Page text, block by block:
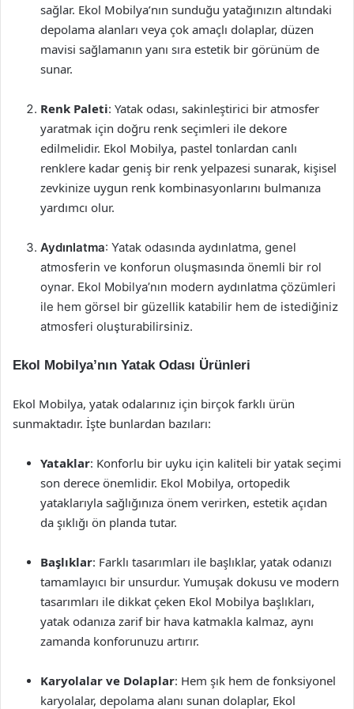
sağlar. Ekol Mobilya’nın sunduğu yatağınızın altındaki
depolama alanları veya çok amaçlı dolaplar, düzen
mavisi sağlamanın yanı sıra estetik bir görünüm de
sunar.
Renk Paleti: Yatak odası, sakinleştirici bir atmosfer
yaratmak için doğru renk seçimleri ile dekore
edilmelidir. Ekol Mobilya, pastel tonlardan canlı
renklere kadar geniş bir renk yelpazesi sunarak, kişisel
zevkinize uygun renk kombinasyonlarını bulmanıza
yardımcı olur.
Aydınlatma: Yatak odasında aydınlatma, genel
atmosferin ve konforun oluşmasında önemli bir rol
oynar. Ekol Mobilya’nın modern aydınlatma çözümleri
ile hem görsel bir güzellik katabilir hem de istediğiniz
atmosferi oluşturabilirsiniz.
Ekol Mobilya’nın Yatak Odası Ürünleri
Ekol Mobilya, yatak odalarınız için birçok farklı ürün
sunmaktadır. İşte bunlardan bazıları:
Yataklar: Konforlu bir uyku için kaliteli bir yatak seçimi
son derece önemlidir. Ekol Mobilya, ortopedik
yataklarıyla sağlığınıza önem verirken, estetik açıdan
da şıklığı ön planda tutar.
Başlıklar: Farklı tasarımları ile başlıklar, yatak odanızı
tamamlayıcı bir unsurdur. Yumuşak dokusu ve modern
tasarımları ile dikkat çeken Ekol Mobilya başlıkları,
yatak odanıza zarif bir hava katmakla kalmaz, aynı
zamanda konforunuzu artırır.
Karyolalar ve Dolaplar: Hem şık hem de fonksiyonel
karyolalar, depolama alanı sunan dolaplar, Ekol